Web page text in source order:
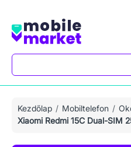
Kezdőlap Mobiltelefon
Xiaomi Redmi 15C Dual-SIM